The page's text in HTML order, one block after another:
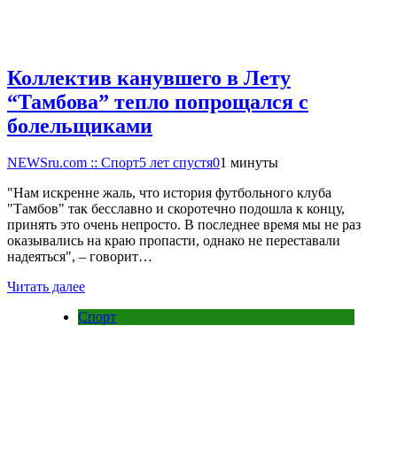
Коллектив канувшего в Лету
“Тамбова” тепло попрощался с
болельщиками
NEWSru.com :: Спорт5 лет спустя01 минуты
"Нам искренне жаль, что история футбольного клуба
"Тамбов" так бесславно и скоротечно подошла к концу,
принять это очень непросто. В последнее время мы не раз
оказывались на краю пропасти, однако не переставали
надеяться", – говорит…
Читать далее
Спорт